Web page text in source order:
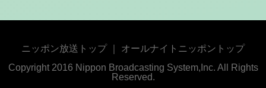
ニッポン放送トップ｜ オールナイトニッポントップ
Copyright 2016 Nippon Broadcasting System,Inc. All Rights
Reserved.